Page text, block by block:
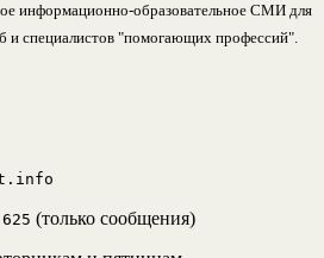
информационно-образовательное СМИ для
и специалистов "помогающих профессий".
(только сообщения)